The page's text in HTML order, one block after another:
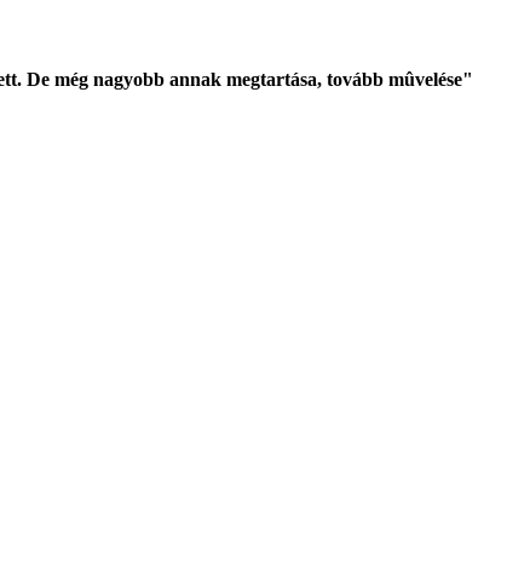
De még nagyobb annak megtartása, tovább mûvelése"